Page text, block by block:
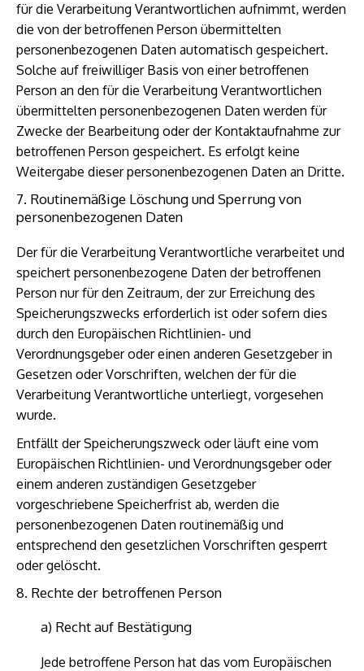
für die Verarbeitung Verantwortlichen aufnimmt, werden
die von der betroffenen Person übermittelten
personenbezogenen Daten automatisch gespeichert.
Solche auf freiwilliger Basis von einer betroffenen
Person an den für die Verarbeitung Verantwortlichen
übermittelten personenbezogenen Daten werden für
Zwecke der Bearbeitung oder der Kontaktaufnahme zur
betroffenen Person gespeichert. Es erfolgt keine
Weitergabe dieser personenbezogenen Daten an Dritte.
7. Routinemäßige Löschung und Sperrung von
personenbezogenen Daten
Der für die Verarbeitung Verantwortliche verarbeitet und
speichert personenbezogene Daten der betroffenen
Person nur für den Zeitraum, der zur Erreichung des
Speicherungszwecks erforderlich ist oder sofern dies
durch den Europäischen Richtlinien- und
Verordnungsgeber oder einen anderen Gesetzgeber in
Gesetzen oder Vorschriften, welchen der für die
Verarbeitung Verantwortliche unterliegt, vorgesehen
wurde.
Entfällt der Speicherungszweck oder läuft eine vom
Europäischen Richtlinien- und Verordnungsgeber oder
einem anderen zuständigen Gesetzgeber
vorgeschriebene Speicherfrist ab, werden die
personenbezogenen Daten routinemäßig und
entsprechend den gesetzlichen Vorschriften gesperrt
oder gelöscht.
8. Rechte der betroffenen Person
a) Recht auf Bestätigung
Jede betroffene Person hat das vom Europäischen